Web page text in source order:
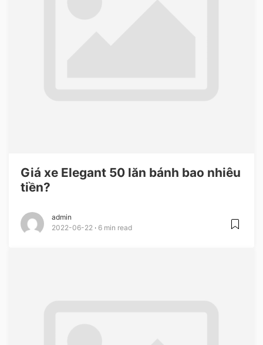
Giá xe Elegant 50 lăn bánh bao nhiêu
tiền?
admin
2022-06-22
6 min read